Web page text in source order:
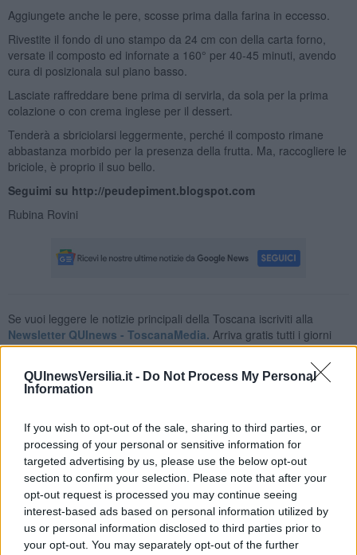
QUInewsVersilia.it - Do Not Process My Personal
Information
If you wish to opt-out of the sale, sharing to third parties, or
processing of your personal or sensitive information for
targeted advertising by us, please use the below opt-out
section to confirm your selection. Please note that after your
opt-out request is processed you may continue seeing
interest-based ads based on personal information utilized by
us or personal information disclosed to third parties prior to
your opt-out. You may separately opt-out of the further
Aggiungete anche le pere, scosse prima dalla farina in eccesso.
Rivestite il fondo di uno stampo da 24 cm con della carta forno,
versate il composto ed infornate a 160° per 40-45 minuti, avendo
cura di posizionala sul piano basso.
Lasciate raffreddare bene prima di servirla, da sola per la prima
colazione o con crema inglese per il dessert.
Tenderà a sbriciolarsi leggermente, perché il composto rimane
abbastanza morbido per la presenza della frutta. Ma, raccogliere le
briciole, è proprio il suo bello.
Seguimi su http://peudepiment.blogspot.com
Rubina Rovini
Se vuoi leggere le notizie principali della Toscana iscriviti alla
Newsletter QUInews - ToscanaMedia. Arriva gratis tutti i giorni
alle 20:00 direttamente nella tua casella di posta.
Basta cliccareQUI
Ti potrebbe interessare anche:
Articoli dal Blog “Raccontare di Gusto” di Rubina Rovini
Vellutata di cime di rapa al cumino e latte di cocco
Spaghetti con crema di zucca e...
Crostatina con crema al grana padano, gelatina al melone e
lavanda
Meloncino, liquore al melone mantovano IGP
Gelato al melone mantovano
Liquore al melone mantovano igp e peperoncino